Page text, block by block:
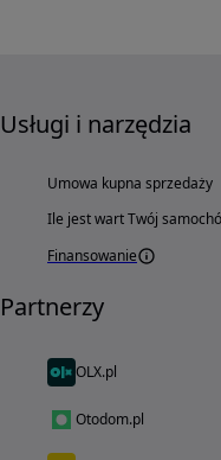
Usługi i narzędzia
Umowa kupna sprzedaży
Ile jest wart Twój
Finansowanie
Partnerzy
OLX.pl
Otodom.pl